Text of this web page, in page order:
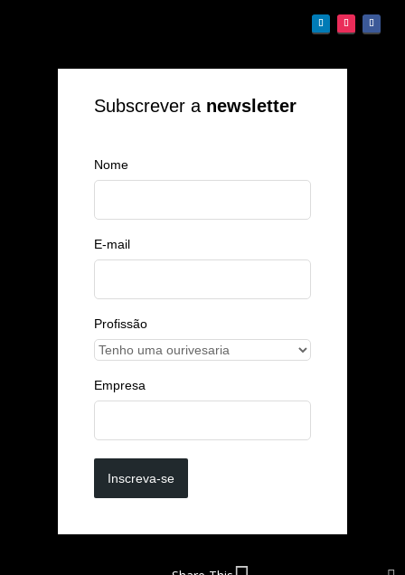
Subscrever a newsletter
Nome
E-mail
Profissão
Empresa
Inscreva-se